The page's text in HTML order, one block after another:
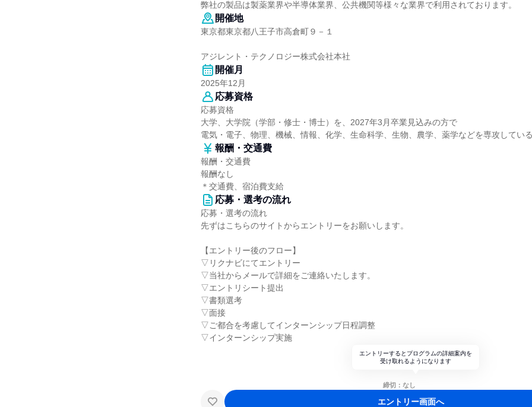
弊社の製品は製薬業界や半導体業界、公共機関等様々な業界で利用されております。
開催地
東京都東京都八王子市高倉町９－１
アジレント・テクノロジー株式会社本社
開催月
2025年12月
応募資格
応募資格
大学、大学院（学部・修士・博士）を、2027年3月卒業見込みの方で
電気・電子、物理、機械、情報、化学、生命科学、生物、農学、薬学などを専攻している
報酬・交通費
報酬・交通費
報酬なし
＊交通費、宿泊費支給
応募・選考の流れ
応募・選考の流れ
先ずはこちらのサイトからエントリーをお願いします。
【エントリー後のフロー】
▽リクナビにてエントリー
▽当社からメールで詳細をご連絡いたします。
▽エントリシート提出
▽書類選考
▽面接
▽ご都合を考慮してインターンシップ日程調整
▽インターンシップ実施
エントリーするとプログラムの詳細案内を
受け取れるようになります
締切：なし
エントリー画面へ